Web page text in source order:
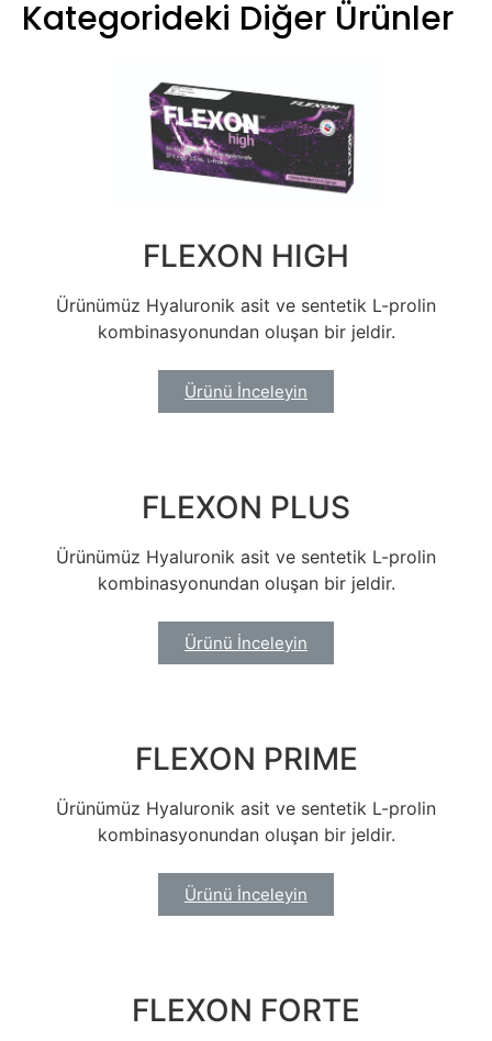
Kategorideki Diğer Ürünler
FLEXON HIGH
Ürünümüz Hyaluronik asit ve sentetik L-prolin
kombinasyonundan oluşan bir jeldir.
Ürünü İnceleyin
FLEXON PLUS
Ürünümüz Hyaluronik asit ve sentetik L-prolin
kombinasyonundan oluşan bir jeldir.
Ürünü İnceleyin
FLEXON PRIME
Ürünümüz Hyaluronik asit ve sentetik L-prolin
kombinasyonundan oluşan bir jeldir.
Ürünü İnceleyin
FLEXON FORTE